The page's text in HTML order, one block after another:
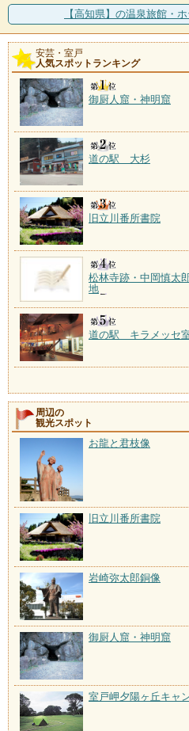
【高知県】の温泉旅館・
安芸・室戸
人気スポットランキング
御厨人窟・神明窟
道の駅 大杉
旧立川番所書院
松林寺跡・中岡慎太
地
道の駅 キラメッセ
周辺の
観光スポット
お龍と君枝像
旧立川番所書院
岩崎弥太郎銅像
御厨人窟・神明窟
室戸岬夕陽ヶ丘キャ